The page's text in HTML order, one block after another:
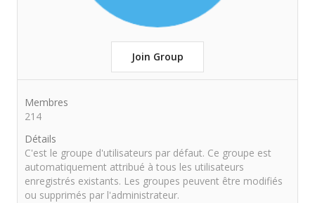
Join Group
Membres
214
Détails
C'est le groupe d'utilisateurs par défaut. Ce groupe est
automatiquement attribué à tous les utilisateurs
enregistrés existants. Les groupes peuvent être modifiés
ou supprimés par l'administrateur.